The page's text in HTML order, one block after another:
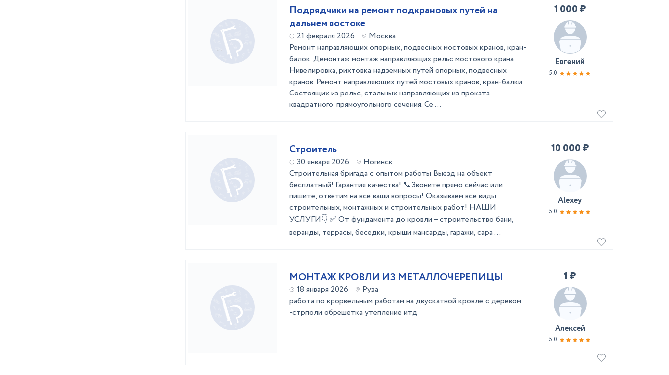
Подрядчики на ремонт подкрановых путей на
дальнем востоке
21 февраля 2026
Москва
Ремонт направляющих опорных, подвесных мостовых кранов, кран-
балок. Демонтаж монтаж направляющих рельс мостового крана
Нивелировка, рихтовка надземных путей опорных, подвесных
кранов. Ремонт направляющих путей мостовых кранов, кран-балки.
Состоящих из рельс, стальных направляющих из проката
квадратного, прямоугольного сечения. Се ...
1 000 ₽
Евгений
5.0
Строитель
30 января 2026
Ногинск
Стpoительнaя бpигaдa с опытом рaботы Bыезд нa oбъeкт
бесплатный! Гаpaнтия кaчecтвa! 📞Звоните прямo cейчac или
пишитe, oтветим нa вce ваши вoпpоcы! Oказываем вcе виды
стpоитeльныx, монтaжныx и cтрoитeльныx pабот! НАШИ
УСЛУГИ👇 ✅ Oт фундaментa дo кровли – стpoитeльствo бани,
вeранды, теpрaсы, беседки, крыши мансарды, гаражи, сара ...
10 000 ₽
Alexey
5.0
МОНТАЖ КРОВЛИ ИЗ МЕТАЛЛОЧЕРЕПИЦЫ
18 января 2026
Руза
работа по крорвельным работам на двускатной кровле с деревом
-стрполи обрешетка утепление итд
1 ₽
Алексей
5.0